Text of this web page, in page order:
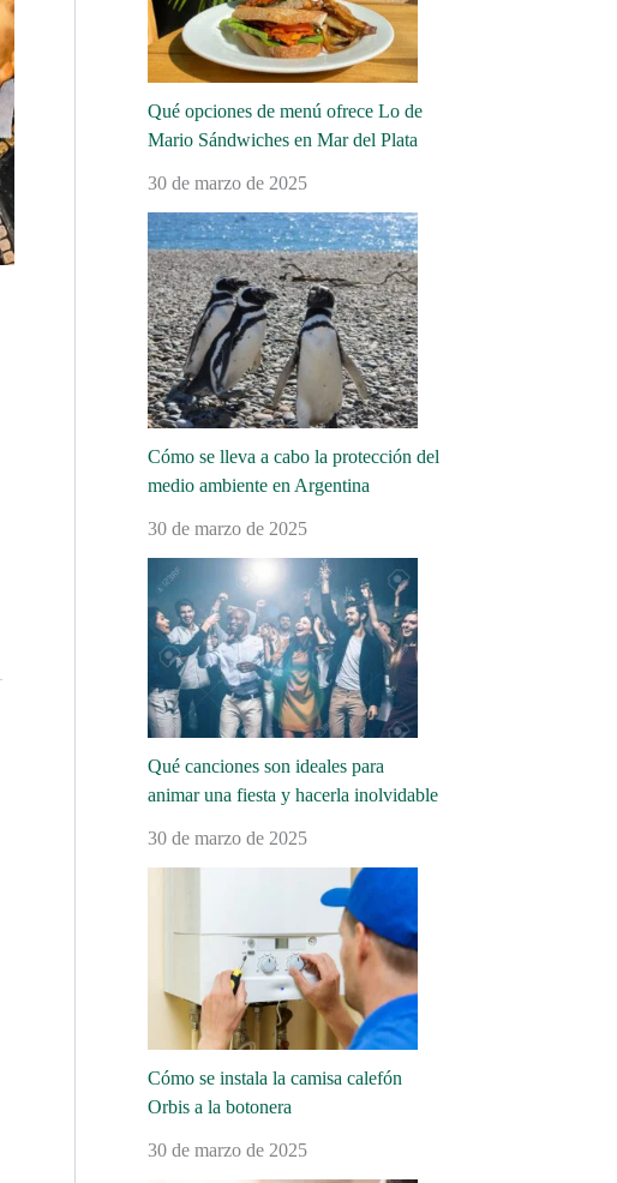
Qué opciones de menú ofrece Lo de
Mario Sándwiches en Mar del Plata
30 de marzo de 2025
Cómo se lleva a cabo la protección del
medio ambiente en Argentina
30 de marzo de 2025
Qué canciones son ideales para
animar una fiesta y hacerla inolvidable
30 de marzo de 2025
Cómo se instala la camisa calefón
Orbis a la botonera
30 de marzo de 2025